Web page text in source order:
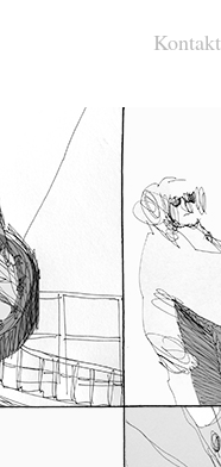
Kontakt